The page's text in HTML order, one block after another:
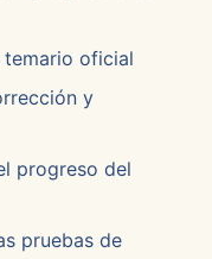
oficial
y
progreso del
pruebas de